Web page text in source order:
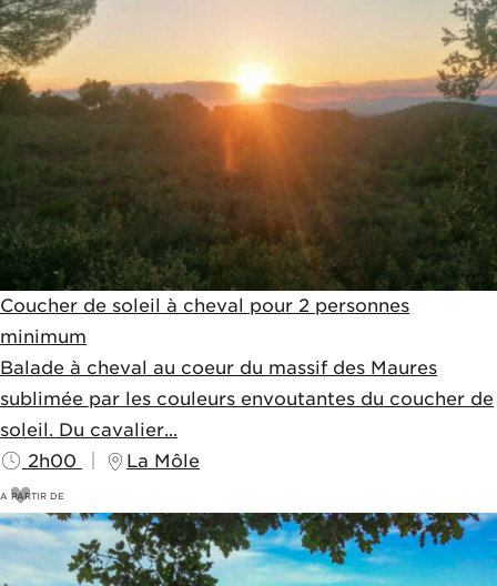
Coucher de soleil à cheval pour 2 personnes
minimum
Balade à cheval au coeur du massif des Maures
sublimée par les couleurs envoutantes du coucher de
soleil. Du cavalier...
2h00
La Môle
A PARTIR DE
72€
80€